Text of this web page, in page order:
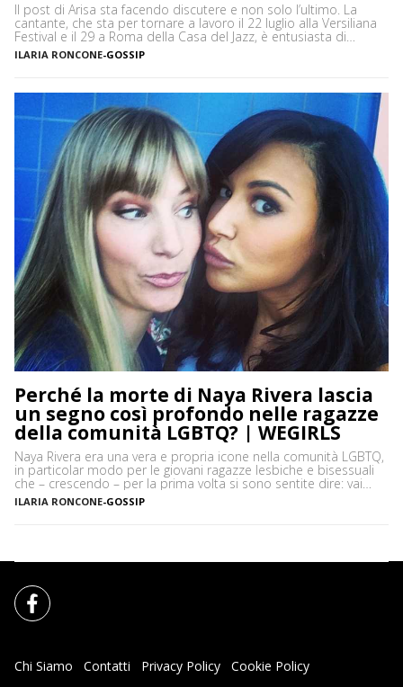
Il post di Arisa sta facendo discutere e non solo l’ultimo. La
cantante, che sta per tornare a lavoro il 22 luglio alla Versiliana
Festival e il 29 a Roma della Casa del Jazz, è entusiasta di
questa ripresa post covid e ha fatto sapere che ci sono molte
sorprese e “cose vecchie e nuove, una […]
ILARIA RONCONE-GOSSIP
Perché la morte di Naya Rivera lascia
un segno così profondo nelle ragazze
della comunità LGBTQ? | WEGIRLS
Naya Rivera era una vera e propria icone nella comunità LGBTQ,
in particolar modo per le giovani ragazze lesbiche e bisessuali
che – crescendo – per la prima volta si sono sentite dire: vai
bene così come sei, non serve cambiare. La Santana
interpretata da Naya Rivera sul piccolo schermo ha portato alla
ILARIA RONCONE-GOSSIP
Chi Siamo Contatti Privacy Policy
Cookie Policy